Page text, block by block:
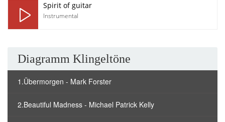
Spirit of guitar
Instrumental
Diagramm Klingeltöne
1.Übermorgen - Mark Forster
2.Beautiful Madness - Michael Patrick Kelly